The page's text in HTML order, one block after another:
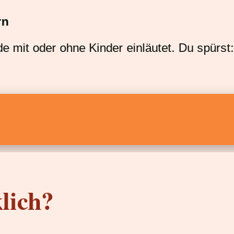
mit oder ohne Kinder einläutet. Du spürst: